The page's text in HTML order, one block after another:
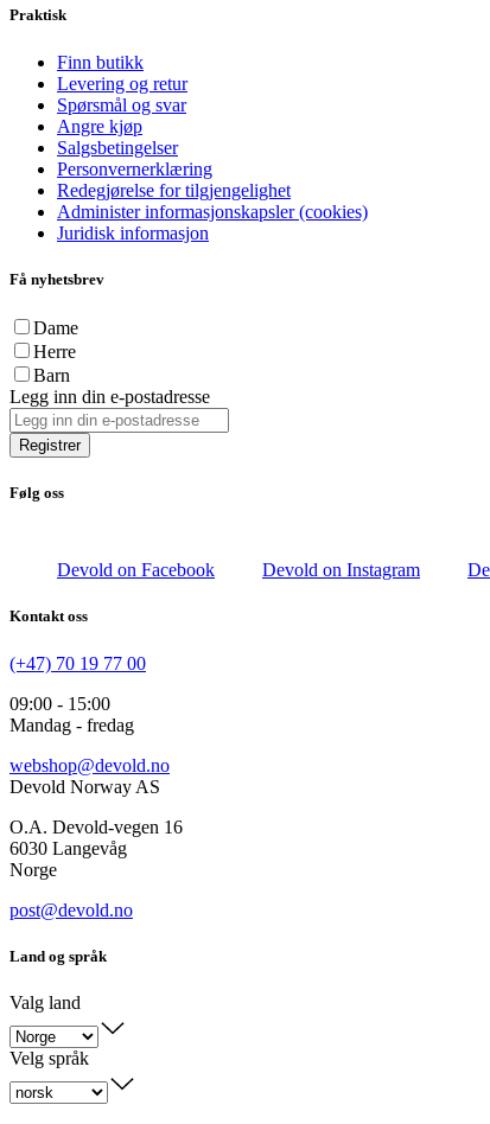
Praktisk
Finn butikk
Levering og retur
Spørsmål og svar
Angre kjøp
Salgsbetingelser
Personvernerklæring
Redegjørelse for tilgjengelighet
Administer informasjonskapsler (cookies)
Juridisk informasjon
Få nyhetsbrev
Dame
Herre
Barn
Legg inn din e-postadresse
Registrer
Følg oss
Devold on Facebook Devold on Instagram
Kontakt oss
(+47) 70 19 77 00
09:00 - 15:00
Mandag - fredag
webshop@devold.no
Devold Norway AS
O.A. Devold-vegen 16
6030 Langevåg
Norge
post@devold.no
Land og språk
Valg land
Velg språk